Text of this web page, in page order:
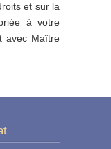
et sur la
à votre
avec Maître